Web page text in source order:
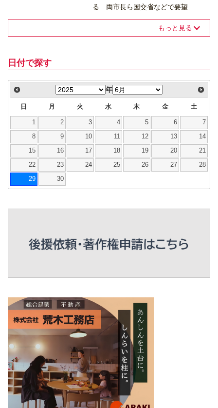
る 両市長ら国交省などで要望
もっと見る
日付で探す
年
日 月 火 水 木 金 土
1 2 3 4 5 6 7
8 9 10 11 12 13 14
15 16 17 18 19 20 21
22 23 24 25 26 27 28
29 30